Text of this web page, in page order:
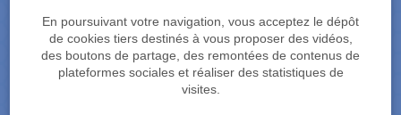
En poursuivant votre navigation, vous acceptez le dépôt
de cookies tiers destinés à vous proposer des vidéos,
des boutons de partage, des remontées de contenus de
plateformes sociales et réaliser des statistiques de
visites.